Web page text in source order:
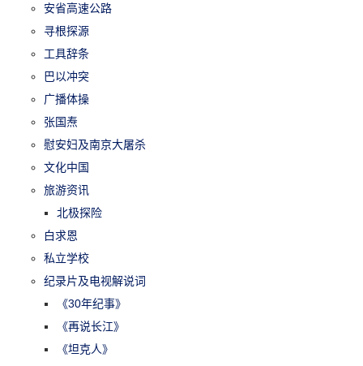
安省高速公路
寻根探源
工具辞条
巴以冲突
广播体操
张国焘
慰安妇及南京大屠杀
文化中国
旅游资讯
北极探险
白求恩
私立学校
纪录片及电视解说词
《30年纪事》
《再说长江》
《坦克人》